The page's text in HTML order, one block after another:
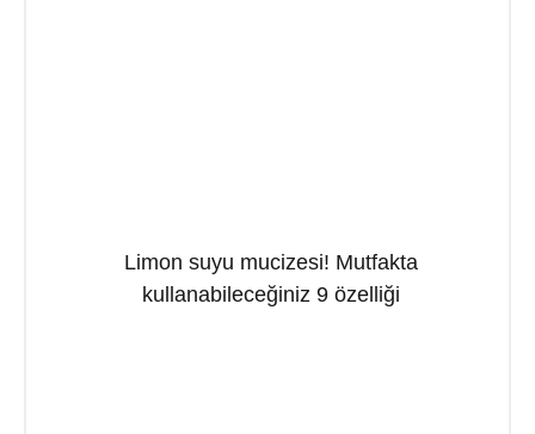
Limon suyu mucizesi! Mutfakta
kullanabileceğiniz 9 özelliği